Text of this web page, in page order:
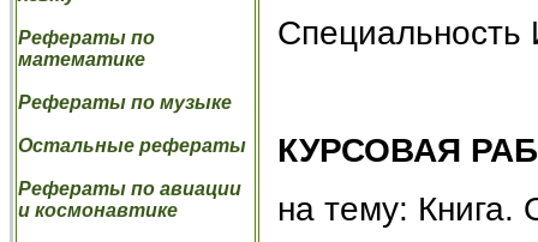
Рефераты по
математике
Рефераты по музыке
Остальные рефераты
Рефераты по авиации
и космонавтике
Специальность
КУРСОВАЯ
на тему: Книга.